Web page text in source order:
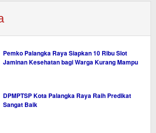
Pemko Palangka Raya Siapkan 10 Ribu Slot
Jaminan Kesehatan bagi Warga Kurang Mampu
DPMPTSP Kota Palangka Raya Raih Predikat
Sangat Baik